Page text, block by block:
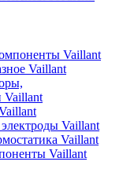
Vaillant
Vaillant
Vaillant
Vaillant
Vaillant
Vaillant